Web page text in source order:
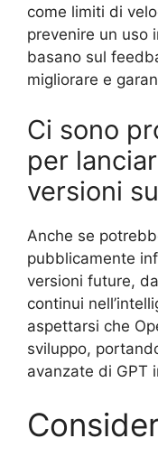
come limiti di
prevenire un uso
basano sul
migliorare e
Ci sono
per
versioni
Anche se
pubblicamente
versioni future,
continui
aspettarsi che
sviluppo,
avanzate di GPT